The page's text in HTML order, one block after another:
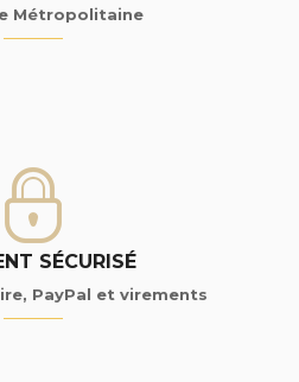
Métropolitaine
SÉCURISÉ
PayPal et virements